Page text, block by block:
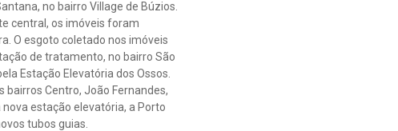
no bairro Village de Búzios.
central, os imóveis foram
O esgoto coletado nos imóveis
de tratamento, no bairro São
Estação Elevatória dos Ossos.
Centro, João Fernandes,
estação elevatória, a Porto
tubos guias.